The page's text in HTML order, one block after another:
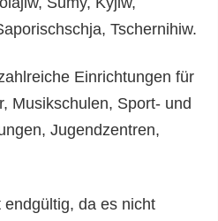
Tschernihiw.
Einrichtungen für
Musikschulen, Sport- und
Jugendzentren,
da es nicht